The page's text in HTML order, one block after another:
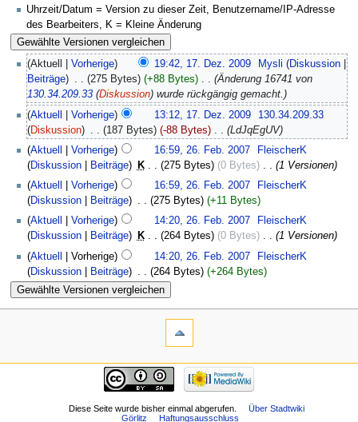
Uhrzeit/Datum = Version zu dieser Zeit, Benutzername/IP-Adresse
des Bearbeiters, K = Kleine Änderung
(Aktuell | Vorherige) 19:42, 17. Dez. 2009 Mysli (Diskussion
Beiträge) . . (275 Bytes) (+88 Bytes)‎ . . (Änderung 16741 von
130.34.209.33 (Diskussion) wurde rückgängig gemacht.)
(Aktuell Vorherige) 13:12, 17. Dez. 2009
130.34.209.33
(Diskussion) (187 Bytes) (-88 Bytes)‎
(LdJqEgUV)
(Aktuell Vorherige) 16:59, 26. Feb. 2007
FleischerK
(Diskussion Beiträge) K . . (275 Bytes) (0 Bytes)‎ . . (1 Versionen)
(Aktuell Vorherige) 16:59, 26. Feb. 2007
FleischerK
(Diskussion Beiträge) . . (275 Bytes) (+11 Bytes)
(Aktuell Vorherige) 14:20, 26. Feb. 2007
FleischerK
(Diskussion Beiträge) K . . (264 Bytes) (0 Bytes)‎ . . (1 Versionen)
(Aktuell | Vorherige) 14:20, 26. Feb. 2007
FleischerK
(Diskussion Beiträge) (264 Bytes) (+264 Bytes)
Diese Seite wurde bisher einmal abgerufen.
Über Stadtwiki
Görlitz
Haftungsausschluss